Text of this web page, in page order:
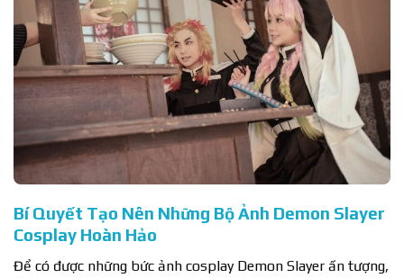
Bí Quyết Tạo Nên Những Bộ Ảnh Demon Slayer
Cosplay Hoàn Hảo
Để có được những bức ảnh cosplay Demon Slayer ấn tượng,